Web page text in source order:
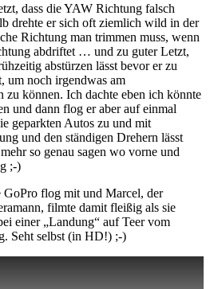
dass die YAW Richtung falsch
drehte er sich oft ziemlich wild in der
Richtung man trimmen muss, wenn
abdriftet … und zu guter Letzt,
abstürzen lässt bevor er zu
um noch irgendwas am
zu können. Ich dachte eben ich könnte
und dann flog er aber auf einmal
geparkten Autos zu und mit
und den ständigen Drehern lässt
so genau sagen wo vorne und
;-)
GoPro flog mit und Marcel, der
filmte damit fleißig als sie
einer „Landung“ auf Teer vom
Seht selbst (in HD!) ;-)